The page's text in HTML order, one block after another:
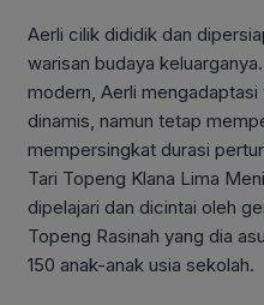
Aerli cilik dididik dan
warisan budaya
modern, Aerli
dinamis, namun tetap
mempersingkat durasi
Tari Topeng Klana Lima
dipelajari dan dicintai oleh
Topeng Rasinah yang dia
150 anak-anak usia sekolah.